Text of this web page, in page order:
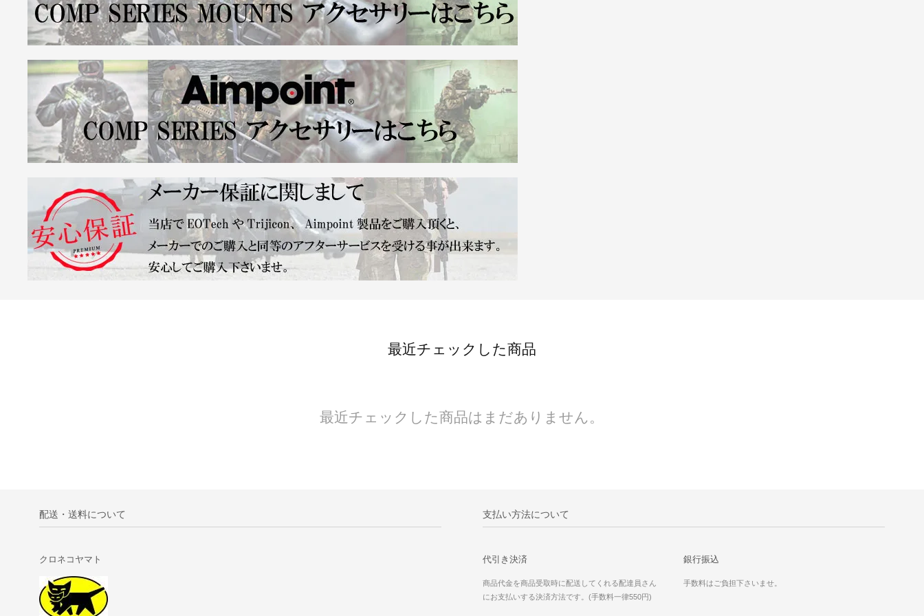
最近チェックした商品
最近チェックした商品はまだありません。
配送・送料について
クロネコヤマト
支払い方法について
代引き決済
商品代金を商品受取時に配送してくれる配達員さん
にお支払いする決済方法です。(手数料一律550円)
銀行振込
手数料はご負担下さいませ。